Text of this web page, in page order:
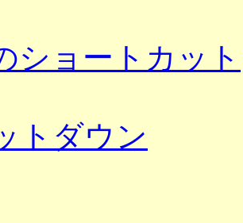
ショートカット
トダウン